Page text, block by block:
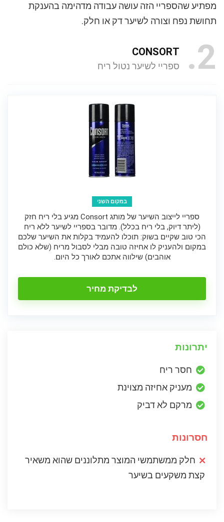
מפתיע שהספריי הזה עושה עבודה מדהימה בהענקת
תחושת נפח וצורה לשיער דק או חלק.
2
CONSORT
ספריי לשיער נטול ריח
במקום השני
ספריי לייצוב השיער של מותג Consort מגיע בלי ריח חזק
(ליתר דיוק, בלי ריח בכלל). מדובר בספריי לשיער ללא ריח
הכי טוב שקיים בשוק: תוכלו להעמיד בקלות את השיער שלכם
במקום ולהעניק לו אחיזה טובה מבלי לסבול מריח (שלא כולם
אוהבים) שילווה אתכם לאורך כל היום.
לבדיקת מחיר
יתרונות
חסר ריח
מעניק אחיזה מצוינת
מרקם לא דביק
חסרונות
חלק ממשתמשי המוצר מתלוננים שהוא משאיר
קצת משקעים בשיער